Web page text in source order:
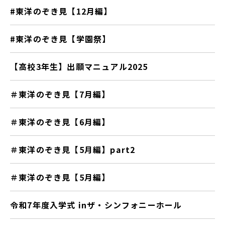
#東洋のぞき見【12月編】
#東洋のぞき見【学園祭】
【高校3年生】出願マニュアル2025
＃東洋のぞき見【7月編】
＃東洋のぞき見【6月編】
＃東洋のぞき見【5月編】part2
＃東洋のぞき見【5月編】
令和7年度入学式 inザ・シンフォニーホール